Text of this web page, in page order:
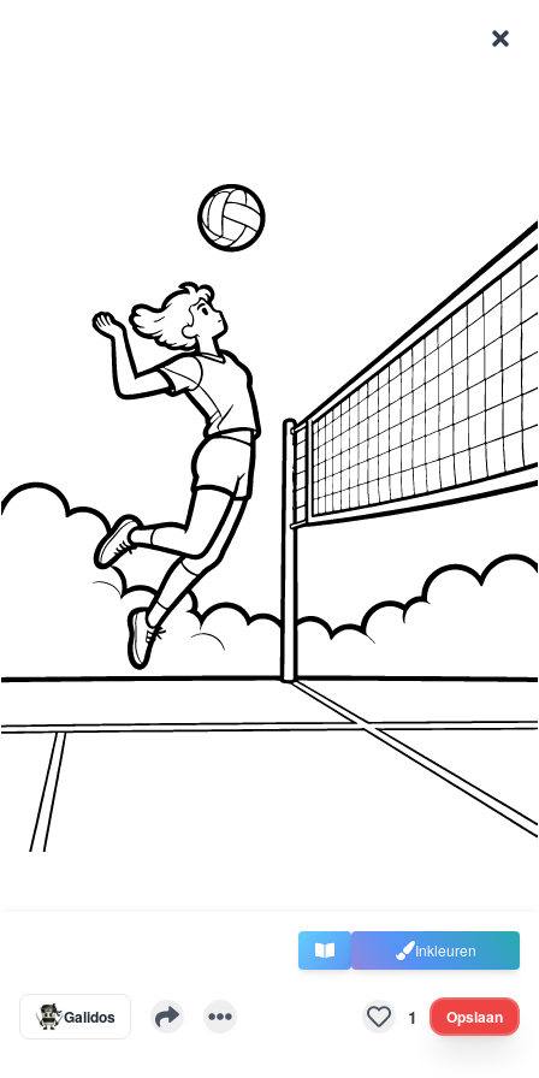
Inkleuren
Galidos 1 Opslaan